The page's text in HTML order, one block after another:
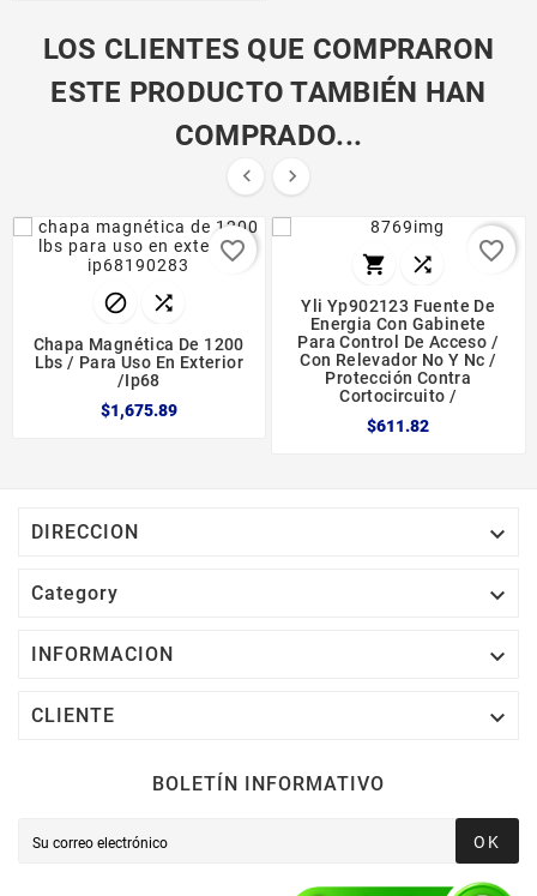
LOS CLIENTES QUE COMPRARON
ESTE PRODUCTO TAMBIÉN HAN
COMPRADO...
 
 
Chapa Magnética De 1200
Lbs / Para Uso En Exterior
/ip68
$1,675.89
favorite_border  
Yli Yp902123 Fuente De
Energia Con Gabinete
Para Control De Acceso /
Con Relevador No Y Nc /
Protección Contra
Cortocircuito /
$611.82
favorite_border
DIRECCION 
Category 
INFORMACION 
CLIENTE 
BOLETÍN INFORMATIVO
OK